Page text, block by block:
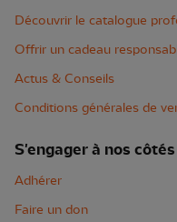
Découvrir le catalogue
Offrir un cadeau
Actus & Conseils
Conditions générales de
S'engager à nos côtés
Adhérer
Faire un don